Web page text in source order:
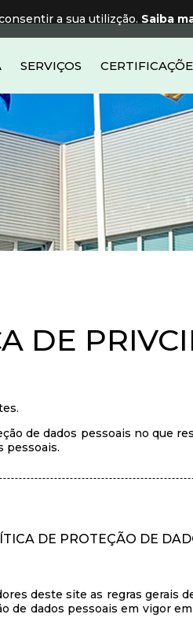
SERVIÇOS
DE
de dados pessoais no que
pessoais.
DE PROTEÇÃO DE
deste site as regras gerais
dados pessoais em vigor
a sua utilizção. Saiba